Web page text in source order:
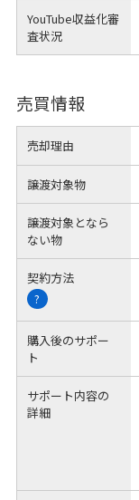
YouTube収益化審
査状況
売買情報
売却理由
譲渡対象物
譲渡対象となら
ない物
契約方法
?
購入後のサポー
ト
サポート内容の
詳細